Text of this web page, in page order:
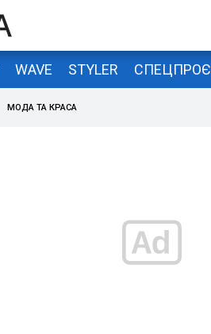
WAVE STYLER
МОДА ТА КРАСА